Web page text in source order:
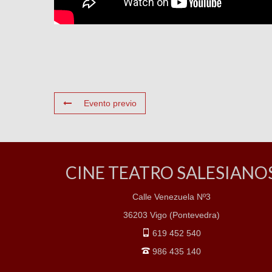
Evento previo
CINE TEATRO
Calle Venezuela Nº3
36203 Vigo (Pontevedra)
619 452 540
986 435 140